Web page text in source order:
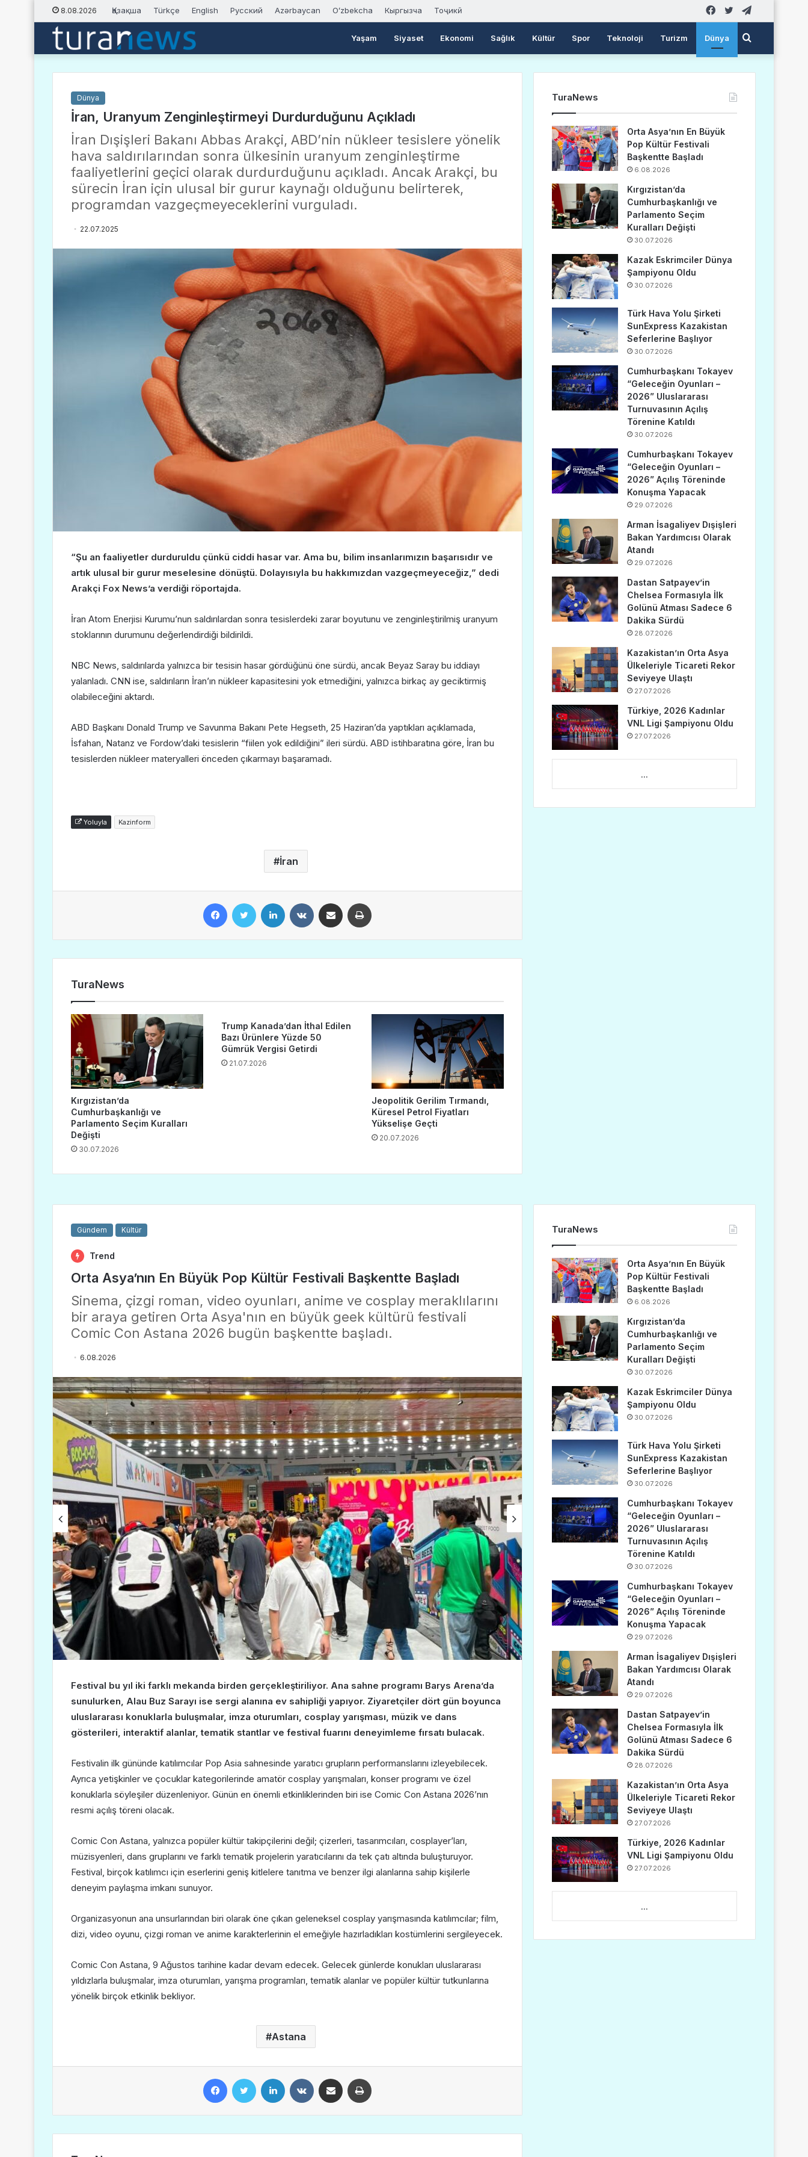
8.08.2026 Қазақша Türkçe English Русский Azərbaycan Oʻzbekcha Кыргызча Тоҷикӣ Twitter
Facebook
Yaşam Siyaset Ekonomi Sağlık Kültür Spor Teknoloji Turizm Dünya Arama
yap
Dünya
İran, Uranyum Zenginleştirmeyi Durdurduğunu Açıkladı
İran Dışişleri Bakanı Abbas Arakçi, ABD’nin nükleer tesislere yönelik
hava saldırılarından sonra ülkesinin uranyum zenginleştirme
faaliyetlerini geçici olarak durdurduğunu açıkladı. Ancak Arakçi, bu
sürecin İran için ulusal bir gurur kaynağı olduğunu belirterek,
programdan vazgeçmeyeceklerini vurguladı.
22.07.2025
“Şu an faaliyetler durduruldu çünkü ciddi hasar var. Ama bu, bilim insanlarımızın başarısıdır ve
artık ulusal bir gurur meselesine dönüştü. Dolayısıyla bu hakkımızdan vazgeçmeyeceğiz,” dedi
Arakçi Fox News’a verdiği röportajda.
İran Atom Enerjisi Kurumu’nun saldırılardan sonra tesislerdeki zarar boyutunu ve zenginleştirilmiş uranyum
stoklarının durumunu değerlendirdiği bildirildi.
NBC News, saldırılarda yalnızca bir tesisin hasar gördüğünü öne sürdü, ancak Beyaz Saray bu iddiayı
yalanladı. CNN ise, saldırıların İran’ın nükleer kapasitesini yok etmediğini, yalnızca birkaç ay geciktirmiş
olabileceğini aktardı.
ABD Başkanı Donald Trump ve Savunma Bakanı Pete Hegseth, 25 Haziran’da yaptıkları açıklamada,
İsfahan, Natanz ve Fordow’daki tesislerin “fiilen yok edildiğini” ileri sürdü. ABD istihbaratına göre, İran bu
tesislerden nükleer materyalleri önceden çıkarmayı başaramadı.
Yoluyla Kazinform
İran
TuraNews
Kırgızistan’da
Cumhurbaşkanlığı ve
Parlamento Seçim Kuralları
Değişti
30.07.2026
Trump Kanada’dan İthal Edilen
Bazı Ürünlere Yüzde 50
Gümrük Vergisi Getirdi
21.07.2026
Jeopolitik Gerilim Tırmandı,
Küresel Petrol Fiyatları
Yükselişe Geçti
20.07.2026
TuraNews
Orta Asya’nın En Büyük
Pop Kültür Festivali
Başkentte Başladı
6.08.2026
Kırgızistan’da
Cumhurbaşkanlığı ve
Parlamento Seçim
Kuralları Değişti
30.07.2026
Kazak Eskrimciler Dünya
Şampiyonu Oldu
30.07.2026
Türk Hava Yolu Şirketi
SunExpress Kazakistan
Seferlerine Başlıyor
30.07.2026
Cumhurbaşkanı Tokayev
“Geleceğin Oyunları –
2026” Uluslararası
Turnuvasının Açılış
Törenine Katıldı
30.07.2026
Cumhurbaşkanı Tokayev
“Geleceğin Oyunları –
2026” Açılış Töreninde
Konuşma Yapacak
29.07.2026
Arman İsagaliyev Dışişleri
Bakan Yardımcısı Olarak
Atandı
29.07.2026
Dastan Satpayev’in
Chelsea Formasıyla İlk
Golünü Atması Sadece 6
Dakika Sürdü
28.07.2026
Kazakistan’ın Orta Asya
Ülkeleriyle Ticareti Rekor
Seviyeye Ulaştı
27.07.2026
Türkiye, 2026 Kadınlar
VNL Ligi Şampiyonu Oldu
27.07.2026
...